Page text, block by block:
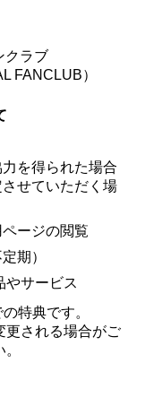
クラブ
FANCLUB）
を得られた場合
せていただく場
ージの閲覧
期）
やサービス
特典です。
更される場合がご